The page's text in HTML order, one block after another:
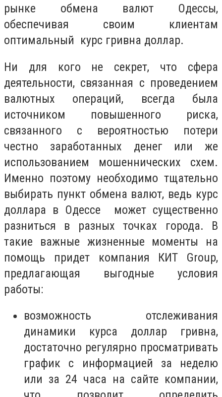
рынке обмена валют Одессы,
обеспечивая своим клиентам
оптимальный курс гривна доллар.
Ни для кого не секрет, что сфера
деятельности, связанная с проведением
валютных операций, всегда была
источником повышенного риска,
связанного с вероятностью потери
честно заработанных денег или же
использованием мошеннических схем.
Именно поэтому необходимо тщательно
выбирать пункт обмена валют, ведь курс
доллара в Одессе может существенно
разниться в разных точках города. В
такие важные жизненные моменты на
помощь придет компания КИТ Group,
предлагающая выгодные условия
работы:
возможность отслеживания
динамики курса доллар гривна,
достаточно регулярно просматривать
график с информацией за неделю
или за 24 часа на сайте компании,